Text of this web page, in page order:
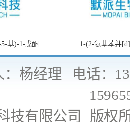
基)-1-戊酮 1-(2-氨基苯并
：杨经理
电话：
技有限公司
版权